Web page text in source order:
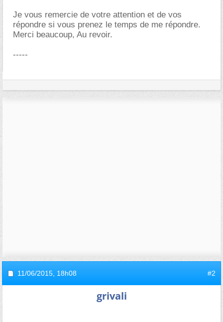
Je vous remercie de votre attention et de vos
répondre si vous prenez le temps de me répondre.
Merci beaucoup, Au revoir.
-----
11/06/2015, 18h08 #2
grivali